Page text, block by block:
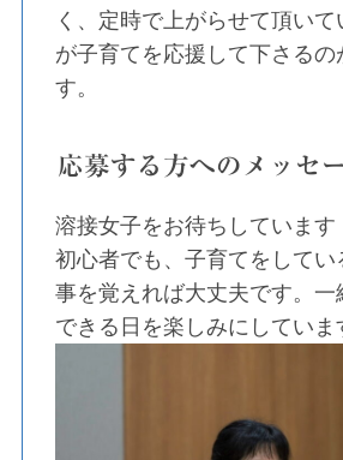
く、定時で上がらせて頂い
が子育てを応援して下さるの
す。
応募する方へのメッセ
溶接女子をお待ちしています
初心者でも、子育てをしてい
事を覚えれば大丈夫です。一
できる日を楽しみにしていま